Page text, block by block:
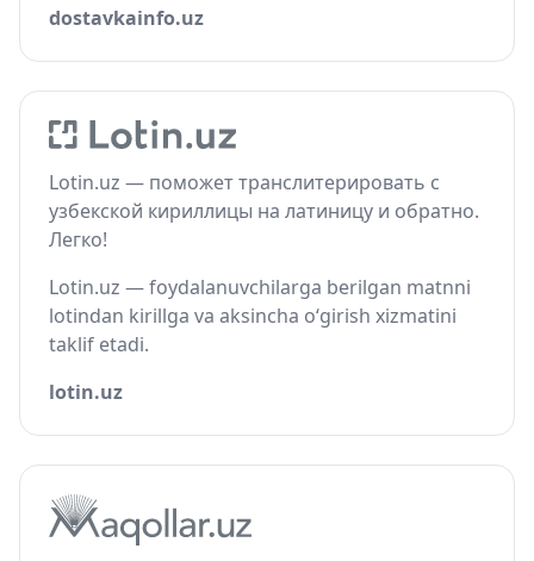
dostavkainfo.uz
Lotin.uz — поможет транслитерировать с
узбекской кириллицы на латиницу и обратно.
Легко!
Lotin.uz — foydalanuvchilarga berilgan matnni
lotindan kirillga va aksincha o‘girish xizmatini
taklif etadi.
lotin.uz